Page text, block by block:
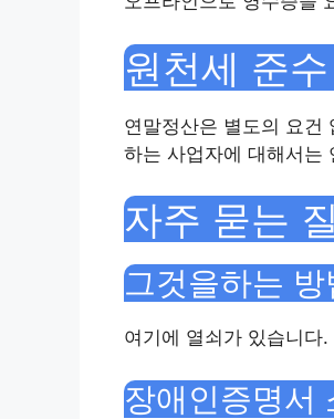
원천세 준
연말정산은 별도의 요건
하는 사업자에 대해서는
자주 묻는
그것을하는 방
여기에 열쇠가 있습니다
장애인증명서